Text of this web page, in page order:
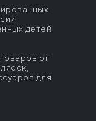
детей
от
для